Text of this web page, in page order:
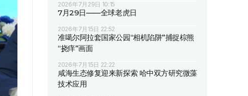
2026年7月29日 10:15
7月29日——全球老虎日
2026年7月15日 22:52
准噶尔阿拉套国家公园“相机陷阱”捕捉棕熊
“挠痒”画面
2026年7月15日 22:22
咸海生态修复迎来新探索 哈中双方研究微藻
技术应用